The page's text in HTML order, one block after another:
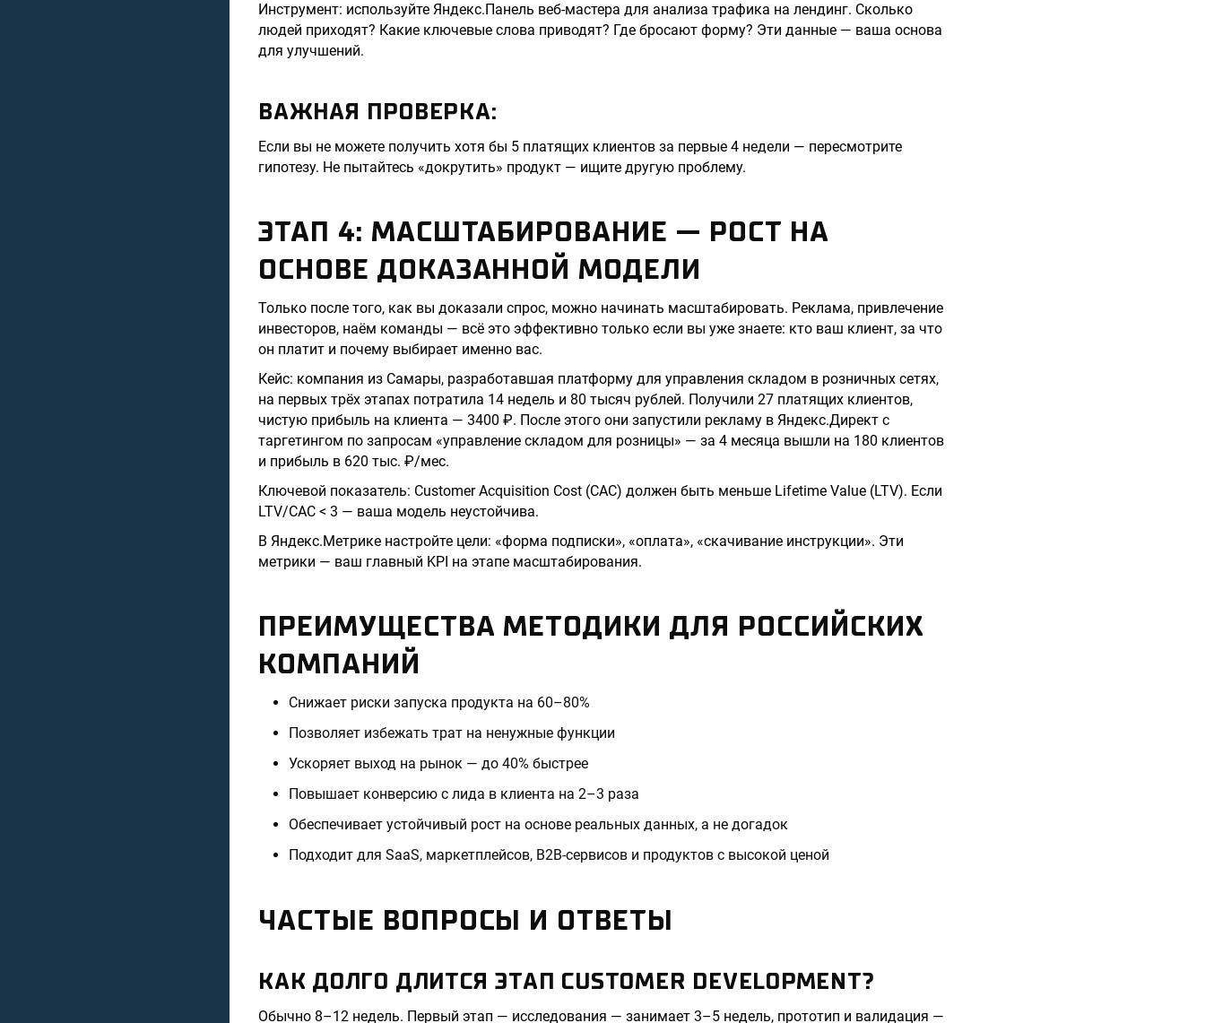
Инструмент: используйте Яндекс.Панель веб-мастера для анализа трафика на лендинг. Сколько
людей приходят? Какие ключевые слова приводят? Где бросают форму? Эти данные — ваша основа
для улучшений.
ВАЖНАЯ ПРОВЕРКА:
Если вы не можете получить хотя бы 5 платящих клиентов за первые 4 недели — пересмотрите
гипотезу. Не пытайтесь «докрутить» продукт — ищите другую проблему.
ЭТАП 4: МАСШТАБИРОВАНИЕ — РОСТ НА
ОСНОВЕ ДОКАЗАННОЙ МОДЕЛИ
Только после того, как вы доказали спрос, можно начинать масштабировать. Реклама, привлечение
инвесторов, наём команды — всё это эффективно только если вы уже знаете: кто ваш клиент, за что
он платит и почему выбирает именно вас.
Кейс: компания из Самары, разработавшая платформу для управления складом в розничных сетях,
на первых трёх этапах потратила 14 недель и 80 тысяч рублей. Получили 27 платящих клиентов,
чистую прибыль на клиента — 3400 ₽. После этого они запустили рекламу в Яндекс.Директ с
таргетингом по запросам «управление складом для розницы» — за 4 месяца вышли на 180 клиентов
и прибыль в 620 тыс. ₽/мес.
Ключевой показатель: Customer Acquisition Cost (CAC) должен быть меньше Lifetime Value (LTV). Если
LTV/CAC < 3 — ваша модель неустойчива.
В Яндекс.Метрике настройте цели: «форма подписки», «оплата», «скачивание инструкции». Эти
метрики — ваш главный KPI на этапе масштабирования.
ПРЕИМУЩЕСТВА МЕТОДИКИ ДЛЯ РОССИЙСКИХ
КОМПАНИЙ
Снижает риски запуска продукта на 60–80%
Позволяет избежать трат на ненужные функции
Ускоряет выход на рынок — до 40% быстрее
Повышает конверсию с лида в клиента на 2–3 раза
Обеспечивает устойчивый рост на основе реальных данных, а не догадок
Подходит для SaaS, маркетплейсов, B2B-сервисов и продуктов с высокой ценой
ЧАСТЫЕ ВОПРОСЫ И ОТВЕТЫ
КАК ДОЛГО ДЛИТСЯ ЭТАП CUSTOMER DEVELOPMENT?
Обычно 8–12 недель. Первый этап — исследования — занимает 3–5 недель, прототип и валидация —